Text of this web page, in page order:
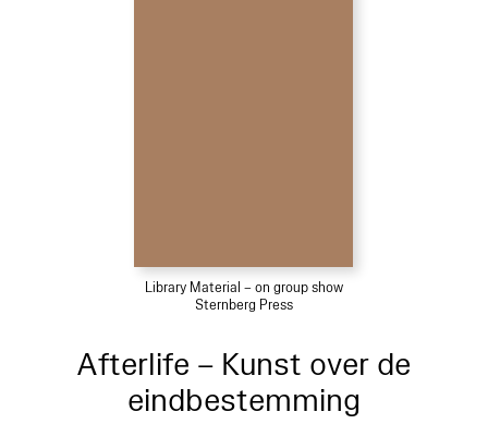
Library Material – on group show
Sternberg Press
Afterlife – Kunst over de
eindbestemming